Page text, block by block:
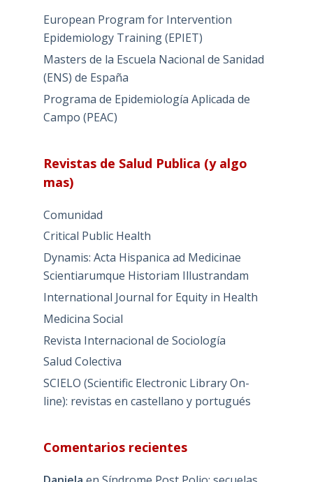
European Program for Intervention
Epidemiology Training (EPIET)
Masters de la Escuela Nacional de Sanidad
(ENS) de España
Programa de Epidemiología Aplicada de
Campo (PEAC)
Revistas de Salud Publica (y algo
mas)
Comunidad
Critical Public Health
Dynamis: Acta Hispanica ad Medicinae
Scientiarumque Historiam Illustrandam
International Journal for Equity in Health
Medicina Social
Revista Internacional de Sociología
Salud Colectiva
SCIELO (Scientific Electronic Library On-
line): revistas en castellano y portugués
Comentarios recientes